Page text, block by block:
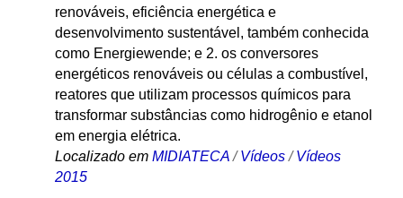
renováveis, eficiência energética e
desenvolvimento sustentável, também conhecida
como Energiewende; e 2. os conversores
energéticos renováveis ou células a combustível,
reatores que utilizam processos químicos para
transformar substâncias como hidrogênio e etanol
em energia elétrica.
Localizado em MIDIATECA /Vídeos /Vídeos
2015